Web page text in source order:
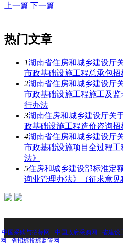
上一篇 下一篇
热门文章
1湖南省住房和城乡建设厅
市政基础设施工程总承包
2湖南省住房和城乡建设厅
市政基础设施工程施工及
行办法
3湖南住房和城乡建设厅关
政基础设施工程造价咨询
4湖南省住房和城乡建设厅
市政基础设施项目全过程
法》
5住房和城乡建设部标准定
询业管理办法》（征求意
中国采购与招标网 中国政府采购网 省建设
省招标投标监管网